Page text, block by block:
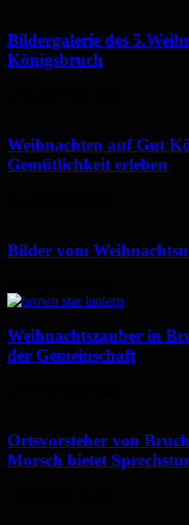
Bildergalerie des
Königsbruch
Weihnachten auf Gut
Gemütlichkeit erleben
Bilder vom
Weihnachtszauber in
der Gemeinschaft
Ortsvorsteher von
Morsch bietet